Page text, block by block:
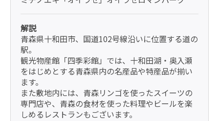
解説
青森県十和田市、国道102号線沿いに位置する道の
駅。
観光物産館「四季彩館」では、十和田湖・奥入瀬
をはじめとする青森県内の名産品や特産品が揃い
ます。
また敷地内には、青森リンゴを使ったスイーツの
専門店や、青森の食材を使った料理やビールを楽
しめるレストランもございます。